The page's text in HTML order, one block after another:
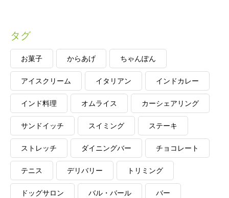
タグ
お菓子 からあげ ちゃんぽん
アイスクリーム イタリアン インドカレー
インド料理 オムライス カーシェアリング
サンドイッチ スイミング ステーキ
ストレッチ ダイニングバー チョコレート
テニス デリバリー トリミング
ドッグサロン バル・バール バー